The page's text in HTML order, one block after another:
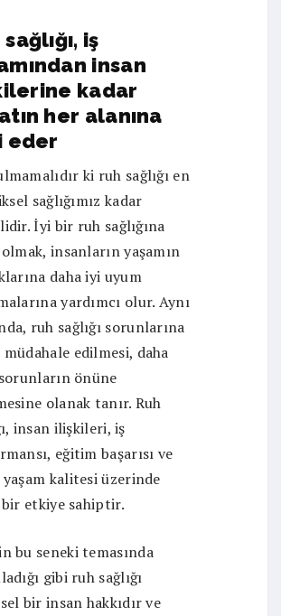
iş
insan
kadar
her alanına
eder
ki ruh sağlığı en
sağlığımız kadar
İyi bir ruh sağlığına
insanların yaşamın
daha iyi uyum
yardımcı olur. Aynı
ruh sağlığı sorunlarına
edilmesi, daha
önüne
olanak tanır. Ruh
insan ilişkileri, iş
eğitim başarısı ve
kalitesi üzerinde
etkiye sahiptir.
bu seneki temasında
gibi ruh sağlığı
bir insan hakkıdır ve